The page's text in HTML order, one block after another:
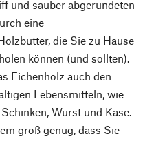
und sauber abgerundeten
eine
die Sie zu Hause
können (und sollten).
Eichenholz auch den
Lebensmitteln, wie
Wurst und Käse.
groß genug, dass Sie